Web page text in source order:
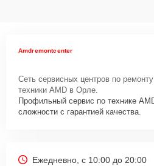
Amdremontcenter
Сеть сервисных центров по ремонту
техники AMD в Орле.
Профильный сервис по технике
сложности с гарантией качества.
Ежедневно, с 10:00 до 20:00